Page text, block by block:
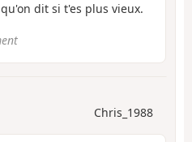
dit si t'es plus vieux.
Chris_1988